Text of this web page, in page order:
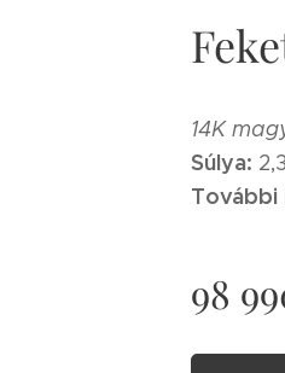
14K
Súlya:
További
98